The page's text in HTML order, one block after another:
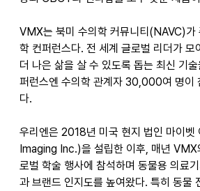
VMX는 북미 수의학 커뮤니티(NAVC)가
학 컨퍼런스다. 전 세계 글로벌 리더가 모
더 나은 삶을 살 수 있도록 돕는 최신 기
퍼런스엔 수의학 관계자 30,000여 명이
다.
우리엔은 2018년 미국 현지 법인 마이
Imaging Inc.)을 설립한 이후, 매년 VMX
로벌 학술 행사에 참석하며 동물용 의료
과 브랜드 인지도를 높여왔다. 특히 동물